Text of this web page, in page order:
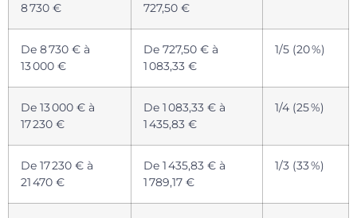
8 730 €
727,50 €
De 8 730 € à
13 000 €
De 727,50 € à
1 083,33 €
1/5 (20 %)
De 13 000 € à
17 230 €
De 1 083,33 € à
1 435,83 €
1/4 (25 %)
De 17 230 € à
21 470 €
De 1 435,83 € à
1 789,17 €
1/3 (33 %)